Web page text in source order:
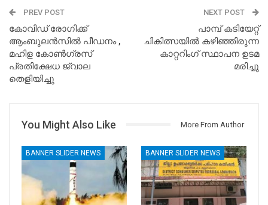
PREV POST
കോവിഡ് രോഗിക്ക്
ആംബുലന്‍സില്‍ പീഡനം ,
മഹിള കോണ്‍ഗ്രസ്
പ്രതിക്ഷേധ ജ്വാല
തെളിയിച്ചു
NEXT POST
പാമ്പ് കടിയേറ്റ്
ചികിത്സയില്‍ കഴിഞ്ഞിരുന്ന
കാറ്ററിംഗ് സ്ഥാപന ഉടമ
മരിച്ചു
You Might Also Like More From Author
BANNER SLIDER NEWS BANNER SLIDER NEWS